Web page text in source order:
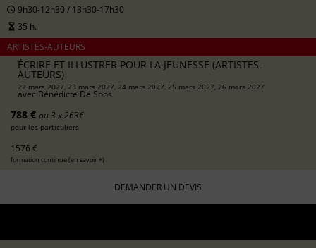
9h30-12h30 / 13h30-17h30
35 h.
ARTISTES-AUTEURS
ÉCRIRE ET ILLUSTRER POUR LA JEUNESSE (ARTISTES-
AUTEURS)
22 mars 2027, 23 mars 2027, 24 mars 2027, 25 mars 2027, 26 mars 2027
avec Bénédicte De Soos
788 € ou 3 x 263€
pour les particuliers
1576 €
formation continue (en savoir +)
DEMANDER UN DEVIS